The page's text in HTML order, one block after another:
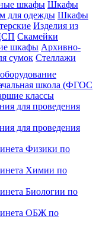
шкафы Шкафы
для одежды Шкафы
Изделия из
Скамейки
шкафы Архивно-
сумок Стеллажи
школа (ФГОС
классы
для проведения
для проведения
Физики по
Химии по
Биологии по
ОБЖ по